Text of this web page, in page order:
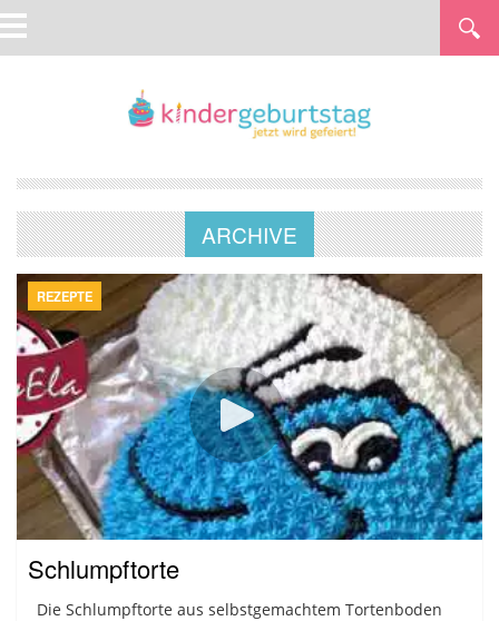
ARCHIVE
REZEPTE
Schlumpftorte
Die Schlumpftorte aus selbstgemachtem Tortenboden